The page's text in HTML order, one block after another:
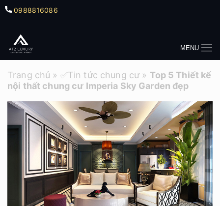
0988816086
MENU
Trang chủ » ✅Tin tức chung cư» Top 5 Thiết kế
nội thất chung cư Imperia Sky Garden đẹp